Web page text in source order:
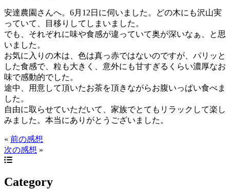
安達農園さんへ。6月12日に伺いました。どの木にも沢山実
っていて、目移りしてしまいました。
でも、それぞれに味や食感が違っていて奥が深いなぁ、と思
いました。
お気に入りの木は、色は真っ赤ではないのですが、パリッと
した食感で、粒も大きく、意外にも甘すぎるくらい濃厚なお
味で感動的でした。
途中、用意して頂いたお茶を頂きながらお腹いっぱい食べま
した。
自由に取らせていただいて、家族でとてもリラックして楽し
みました。 本当にありがとうございました。
« 前の感想
次の感想 »
Category